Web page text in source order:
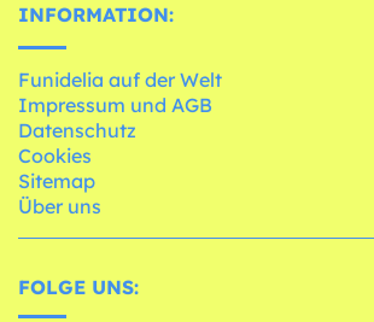
INFORMATION:
Funidelia auf der Welt
Impressum und AGB
Datenschutz
Cookies
Sitemap
Über uns
FOLGE UNS: